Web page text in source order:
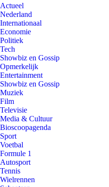
Actueel
Nederland
Internationaal
Economie
Politiek
Tech
Showbiz en Gossip
Opmerkelijk
Entertainment
Showbiz en Gossip
Muziek
Film
Televisie
Media & Cultuur
Bioscoopagenda
Sport
Voetbal
Formule 1
Autosport
Tennis
Wielrennen